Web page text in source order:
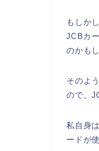
もしか
JCBカ
のかも
そのよ
ので、
私自身
ードが